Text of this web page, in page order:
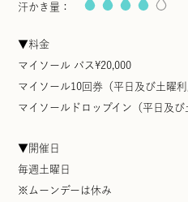
汗かき量：
▼料金
マイソール パス¥20,000
マイソール10回券（平日及び土曜
マイソールドロップイン（平日及
▼開催日
毎週土曜日
※ムーンデーは休み